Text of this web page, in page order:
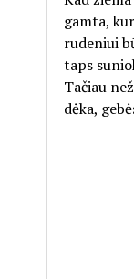
gamta,
rudeniui
taps
Tačiau
dėka,